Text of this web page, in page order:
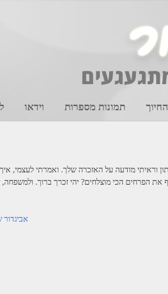
תמונות מספרות וידאו
את הפרחים הכי מוצלחים? יהי זכרך ברוך.
אביגדור